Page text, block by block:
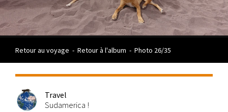
Retour au voyage - Retour à l'album - Photo 26/35
Travel
Sudamerica !